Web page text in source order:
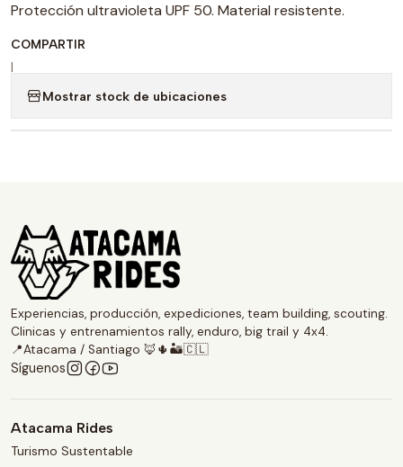
Protección ultravioleta UPF 50. Material resistente.
COMPARTIR
|
Mostrar stock de ubicaciones
Experiencias, producción, expediciones, team building, scouting.
Clinicas y entrenamientos rally, enduro, big trail y 4x4.
📍Atacama / Santiago 🦊🌵🏜️🇨🇱
Síguenos
Atacama Rides
Turismo Sustentable